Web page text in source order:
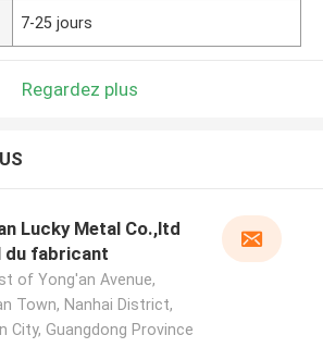
7-25 jours
Regardez plus
Lucky Metal Co.,ltd
du fabricant
of Yong'an Avenue,
Town, Nanhai District,
City, Guangdong Province